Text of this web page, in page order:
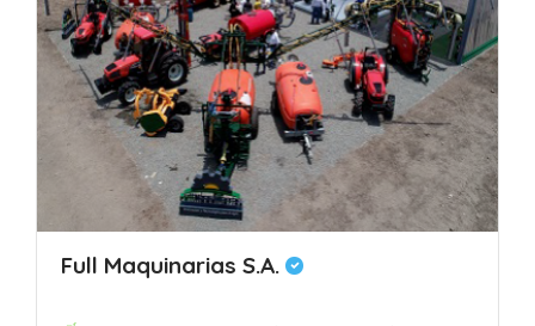
Full Maquinarias S.A.